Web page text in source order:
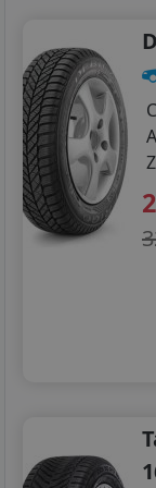
215/45R16
205/40R17
215/40R17
215/45R17
215/40R18